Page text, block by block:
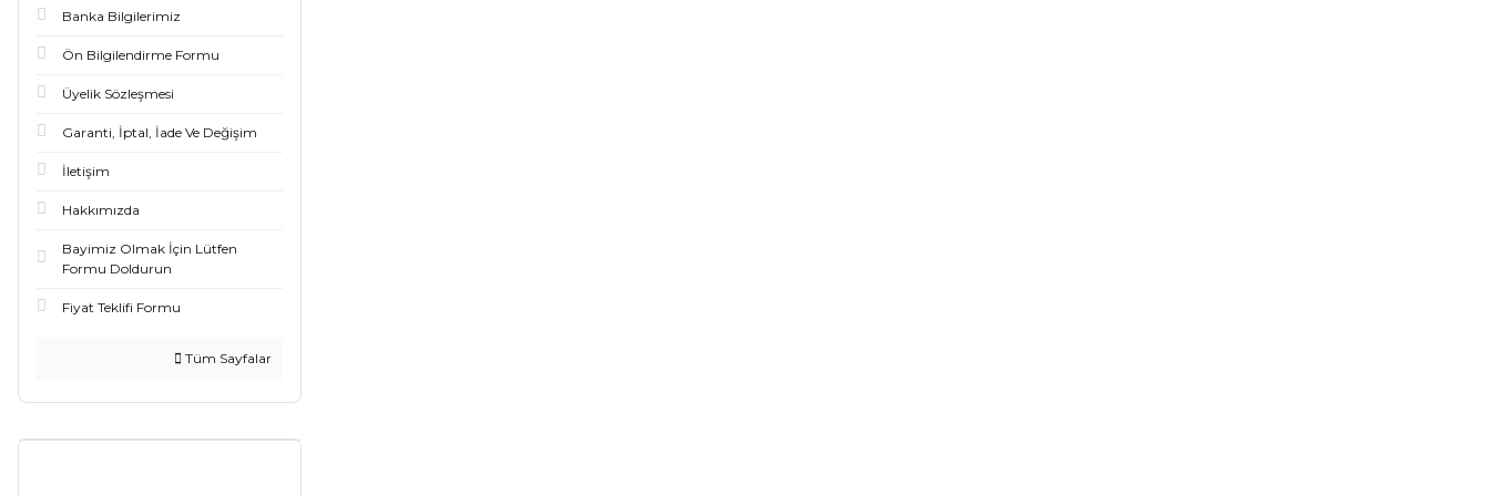
Banka Bilgilerimiz
Ön Bilgilendirme Formu
Üyelik Sözleşmesi
Garanti, İptal, İade Ve Değişim
İletişim
Hakkımızda
Bayimiz Olmak İçin Lütfen
Formu Doldurun
Fiyat Teklifi Formu
Tüm Sayfalar